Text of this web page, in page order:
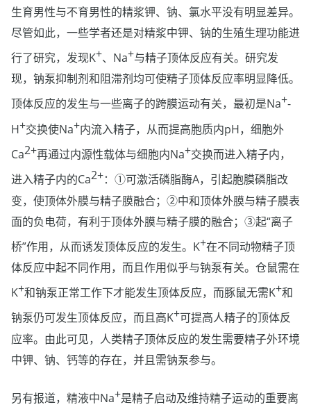
生育男性与不育男性的精浆钾、钠、氯水平没有明显差异。
尽管如此，一些学者还是对精浆中钾、钠的生殖生理功能进
行了研究，发现K+、Na+与精子顶体反应有关。研究发
现，钠泵抑制剂和阻滞剂均可使精子顶体反应率明显降低。
顶体反应的发生与一些离子的跨膜运动有关，最初是Na+-
H+交换使Na+内流入精子，从而提高胞质内pH，细胞外
Ca2+再通过内源性载体与细胞内Na+交换而进入精子内，
进入精子内的Ca2+：①可激活磷脂酶A，引起胞膜磷脂改
变，使顶体外膜与精子膜融合；②中和顶体外膜与精子膜表
面的负电荷，有利于顶体外膜与精子膜的融合；③起“离子
桥”作用，从而诱发顶体反应的发生。K+在不同动物精子顶
体反应中起不同作用，而且作用似乎与钠泵有关。仓鼠需在
K+和钠泵正常工作下才能发生顶体反应，而豚鼠无需K+和
钠泵仍可发生顶体反应，而且高K+可提高人精子的顶体反
应率。由此可见，人类精子顶体反应的发生需要精子外环境
中钾、钠、钙等的存在，并且需钠泵参与。
另有报道，精液中Na+是精子启动及维持精子运动的重要离